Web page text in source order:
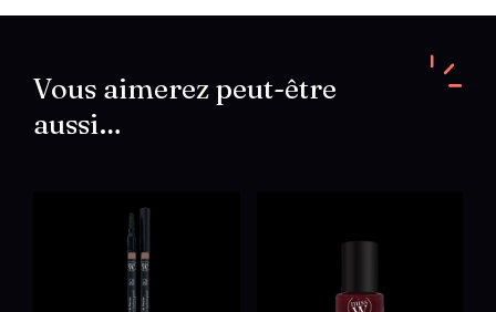
acier
Vous aimerez peut-être
aussi…